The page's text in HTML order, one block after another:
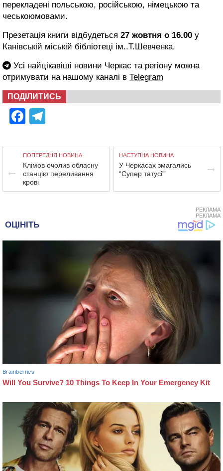
перекладені польською, російською, німецькою та
чеськоюмовами.
Презетація книги відбудеться 27 жовтня о 16.00 у
Канівській міській бібліотеці ім..Т.Шевченка.
Усі найцікавіші новини Черкас та регіону можна
отримувати на нашому каналі в Telegram
ПОДІЛИТИСЬ
Facebook
ПОПЕРЕДНЯ НОВИНА
Клімов очолив обласну
станцію переливання
крові
НАСТУПНА НОВИНА
У Черкасах змагались
“Супер татусі”
РЕКЛАМА
РЕКЛАМА